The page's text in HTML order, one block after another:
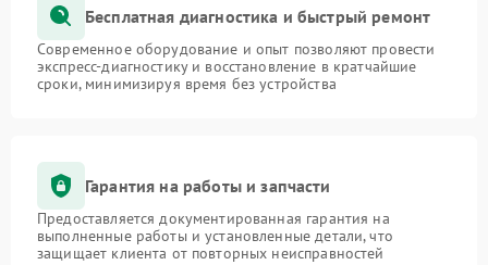
Бесплатная диагностика и быстрый ремонт
Современное оборудование и опыт позволяют провести
экспресс-диагностику и восстановление в кратчайшие
сроки, минимизируя время без устройства
Гарантия на работы и запчасти
Предоставляется документированная гарантия на
выполненные работы и установленные детали, что
защищает клиента от повторных неисправностей